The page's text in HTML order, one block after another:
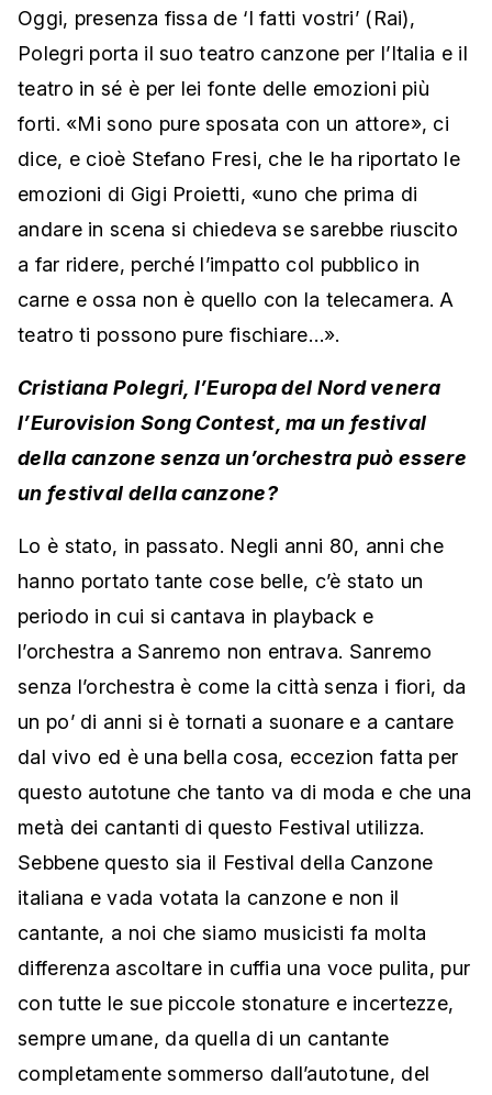
Oggi, presenza fissa de ‘I fatti vostri’ (Rai),
Polegri porta il suo teatro canzone per l’Italia e il
teatro in sé è per lei fonte delle emozioni più
forti. «Mi sono pure sposata con un attore», ci
dice, e cioè Stefano Fresi, che le ha riportato le
emozioni di Gigi Proietti, «uno che prima di
andare in scena si chiedeva se sarebbe riuscito
a far ridere, perché l’impatto col pubblico in
carne e ossa non è quello con la telecamera. A
teatro ti possono pure fischiare…».
Cristiana Polegri, l’Europa del Nord venera
l’Eurovision Song Contest, ma un festival
della canzone senza un’orchestra può essere
un festival della canzone?
Lo è stato, in passato. Negli anni 80, anni che
hanno portato tante cose belle, c’è stato un
periodo in cui si cantava in playback e
l’orchestra a Sanremo non entrava. Sanremo
senza l’orchestra è come la città senza i fiori, da
un po’ di anni si è tornati a suonare e a cantare
dal vivo ed è una bella cosa, eccezion fatta per
questo autotune che tanto va di moda e che una
metà dei cantanti di questo Festival utilizza.
Sebbene questo sia il Festival della Canzone
italiana e vada votata la canzone e non il
cantante, a noi che siamo musicisti fa molta
differenza ascoltare in cuffia una voce pulita, pur
con tutte le sue piccole stonature e incertezze,
sempre umane, da quella di un cantante
completamente sommerso dall’autotune, del